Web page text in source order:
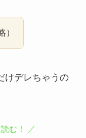
けデレちゃうの
む！ ／